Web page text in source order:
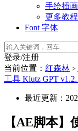
手绘插画
更多教程
Font 字体
登录/注册
当前位置： 红森林 >
工具 Klutz GPT
最近更新：
【AE脚本